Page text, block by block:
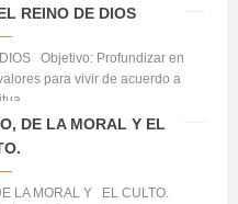
REINO DE DIOS
Objetivo: Profundizar en
para vivir de acuerdo a
DE LA MORAL Y EL
LA MORAL Y EL CULTO.